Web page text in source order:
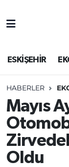
ESKİŞEHİR
HABERLER
Mayıs
Oldu